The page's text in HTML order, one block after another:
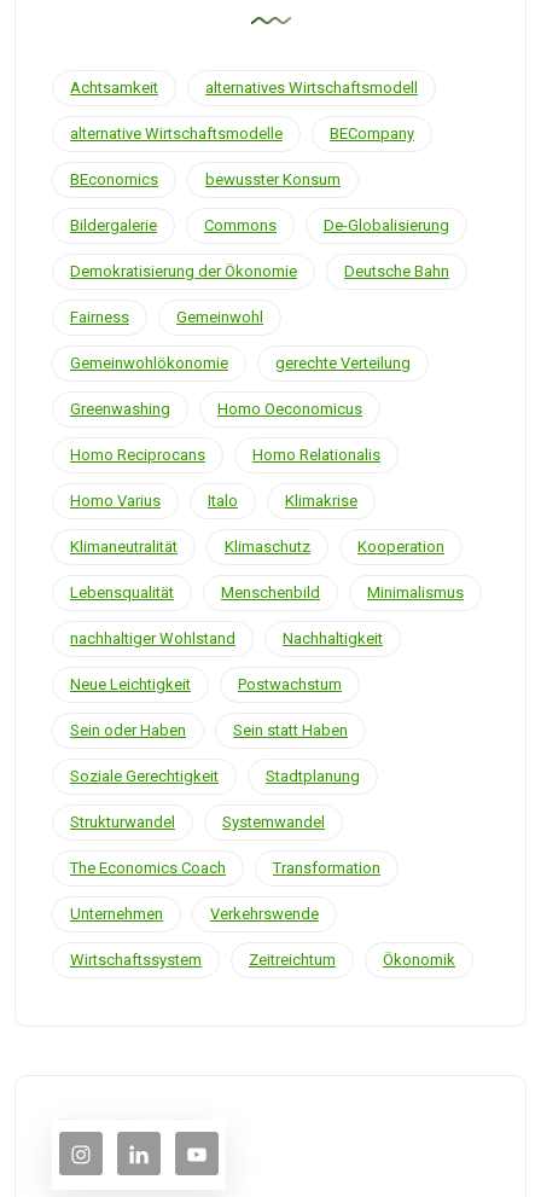
Achtsamkeit alternatives Wirtschaftsmodell
alternative Wirtschaftsmodelle BECompany
BEconomics bewusster Konsum
Bildergalerie Commons De-Globalisierung
Demokratisierung der Ökonomie Deutsche Bahn
Fairness Gemeinwohl
Gemeinwohlökonomie gerechte Verteilung
Greenwashing Homo Oeconomicus
Homo Reciprocans Homo Relationalis
Homo Varius Italo Klimakrise
Klimaneutralität Klimaschutz Kooperation
Lebensqualität Menschenbild Minimalismus
nachhaltiger Wohlstand Nachhaltigkeit
Neue Leichtigkeit Postwachstum
Sein oder Haben Sein statt Haben
Soziale Gerechtigkeit Stadtplanung
Strukturwandel Systemwandel
The Economics Coach Transformation
Unternehmen Verkehrswende
Wirtschaftssystem Zeitreichtum Ökonomik